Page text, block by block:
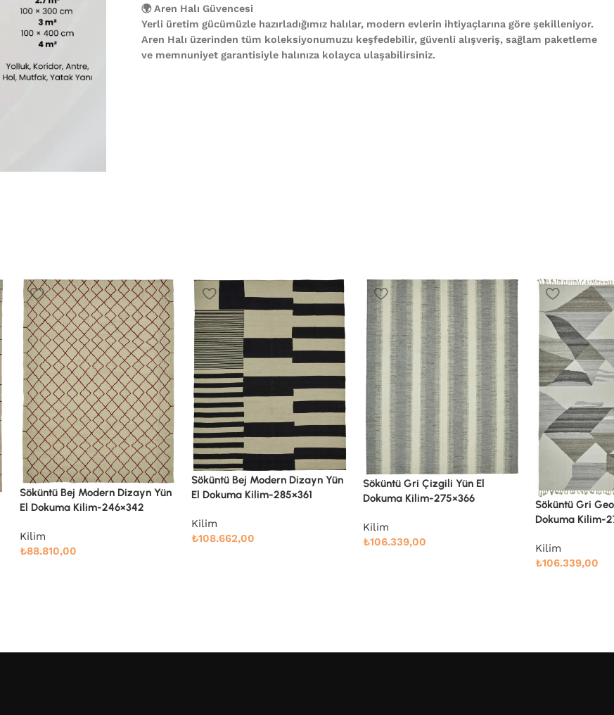
🌍 Aren Halı Güvencesi
Yerli üretim gücümüzle hazırladığımız halılar, modern evlerin ihtiyaçlarına göre şekilleniyor.
Aren Halı üzerinden tüm koleksiyonumuzu keşfedebilir, güvenli alışveriş, sağlam paketleme
ve memnuniyet garantisiyle halınıza kolayca ulaşabilirsiniz.
Söküntü Bej Modern Dizayn Yün
El Dokuma Kilim-285×361
₺108.662,00
Söküntü Gri Çizgili Yün El
Dokuma Kilim-275×366
Kilim
₺106.339,00
Söküntü Gri Geometrik Yün El
Kilim
Söküntü Mavi
Dokuma Kilim-
₺85.536,00